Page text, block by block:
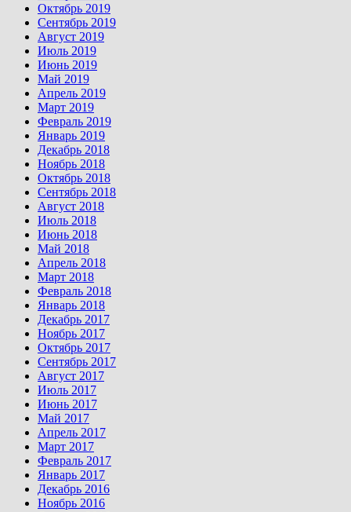
Октябрь 2019
Сентябрь 2019
Август 2019
Июль 2019
Июнь 2019
Май 2019
Апрель 2019
Март 2019
Февраль 2019
Январь 2019
Декабрь 2018
Ноябрь 2018
Октябрь 2018
Сентябрь 2018
Август 2018
Июль 2018
Июнь 2018
Май 2018
Апрель 2018
Март 2018
Февраль 2018
Январь 2018
Декабрь 2017
Ноябрь 2017
Октябрь 2017
Сентябрь 2017
Август 2017
Июль 2017
Июнь 2017
Май 2017
Апрель 2017
Март 2017
Февраль 2017
Январь 2017
Декабрь 2016
Ноябрь 2016